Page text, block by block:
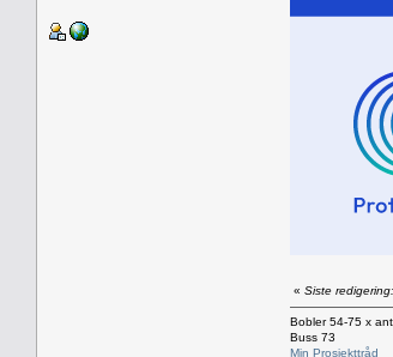
« Siste
Bobler 54-75 x
Buss 73
Min Prosjekttråd